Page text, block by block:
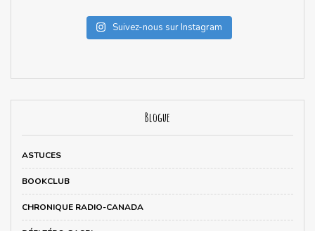
Suivez-nous sur Instagram
Blogue
ASTUCES
BOOKCLUB
CHRONIQUE RADIO-CANADA